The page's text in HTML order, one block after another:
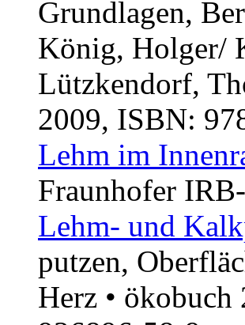
Grundlagen,
König, Holger/
Lützkendorf,
2009, ISBN:
Lehm im
Fraunhofer
Lehm- und
putzen,
Herz •